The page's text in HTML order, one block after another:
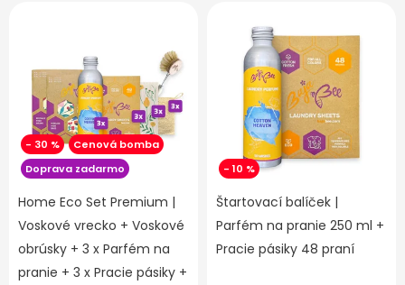
- 30 %
Cenová bomba
Doprava zadarmo
Home Eco Set Premium |
Voskové vrecko + Voskové
obrúsky + 3 x Parfém na
pranie + 3 x Pracie pásiky +
- 10 %
Štartovací balíček |
Parfém na pranie 250 ml +
Pracie pásiky 48 praní